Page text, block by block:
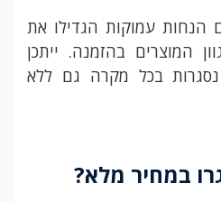
הנחות עמוקות הגדילו את
המוצרים בהזמנה. ייתכן
בכל מקרה גם ללא
במחיר מלא?